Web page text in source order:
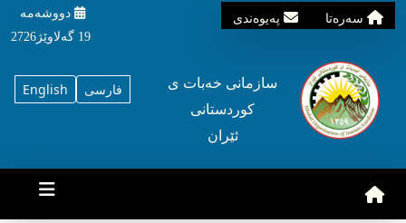
سه‌ره‌تا په‌یوه‌ندی
دووشه‌مه‌‌
19 گه‌لاوێژ2726
English فارسی
سازمانی خه‌بات ی
کوردستانی
ئێران